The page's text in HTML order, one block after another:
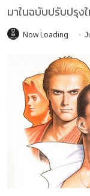
มาในฉบับปรับปรุง
Now Loading